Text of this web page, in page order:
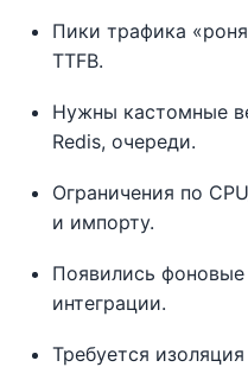
Пики трафика
TTFB.
Нужны кастомные
Redis, очереди.
Ограничения по
и импорту.
Появились фоновые
интеграции.
Требуется